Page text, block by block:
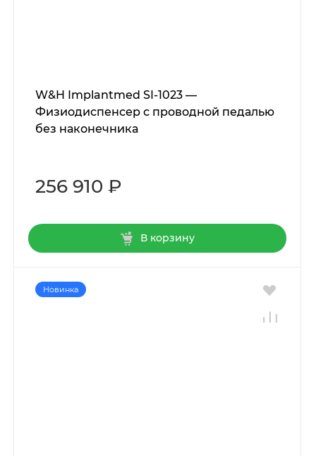
W&H Implantmed SI-1023 —
Физиодиспенсер с проводной педалью
без наконечника
256 910 ₽
В корзину
Новинка